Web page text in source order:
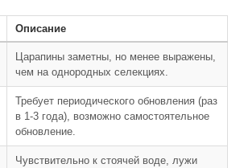
Описание
Царапины заметны, но менее выражены,
чем на однородных селекциях.
Требует периодического обновления (раз
в 1-3 года), возможно самостоятельное
обновление.
Чувствительно к стоячей воде, лужи